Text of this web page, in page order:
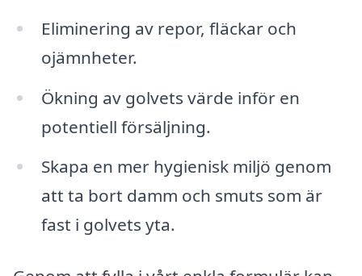
Eliminering av repor, fläckar och
ojämnheter.
Ökning av golvets värde inför en
potentiell försäljning.
Skapa en mer hygienisk miljö genom
att ta bort damm och smuts som är
fast i golvets yta.